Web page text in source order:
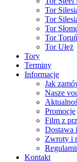
Tor
Tor
Tor
Tor Toruń
Tor Ułęż
Tory
Terminy
Informacje
Jak
Nasze
Promocje
Film z
Dostawa
Zwroty i
Kontakt